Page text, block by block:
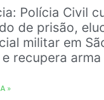
Polícia Civil
de prisão,
militar em
recupera
»